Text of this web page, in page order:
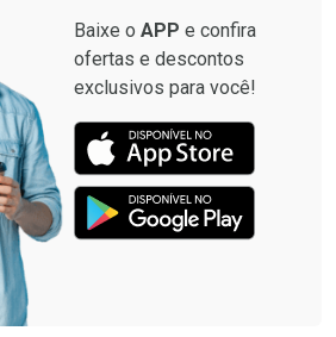
Baixe o APP e confira
ofertas e descontos
exclusivos para você!